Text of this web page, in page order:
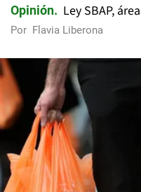
Opinión Ley SBAP,
Por Flavia Liberona